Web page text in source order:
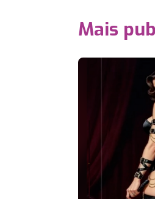
Mais